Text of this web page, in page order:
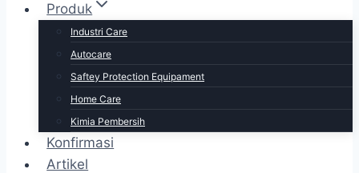
Produk
Industri Care
Autocare
Saftey Protection Equipament
Home Care
Kimia Pembersih
Konfirmasi
Artikel